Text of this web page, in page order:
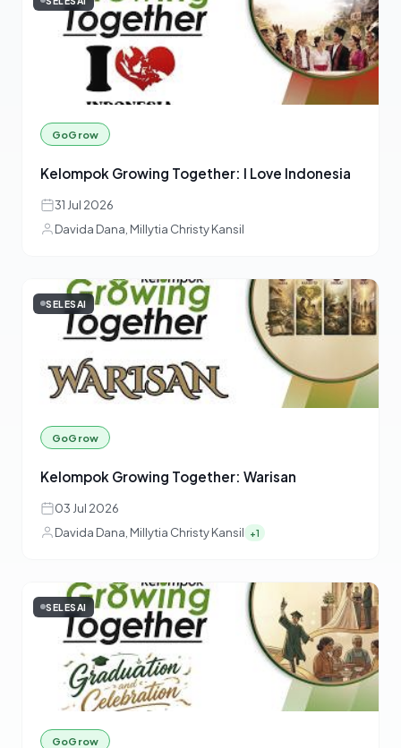
GoGrow
Kelompok Growing Together: I Love Indonesia
31 Jul 2026
Davida Dana, Millytia Christy Kansil
SELESAI
GoGrow
Kelompok Growing Together: Warisan
03 Jul 2026
Davida Dana, Millytia Christy Kansil
+1
SELESAI
GoGrow